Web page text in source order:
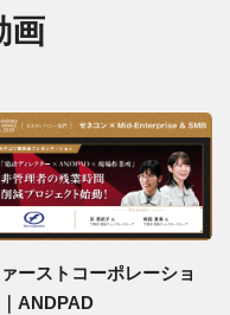
画
ーストコーポレーショ
ANDPAD